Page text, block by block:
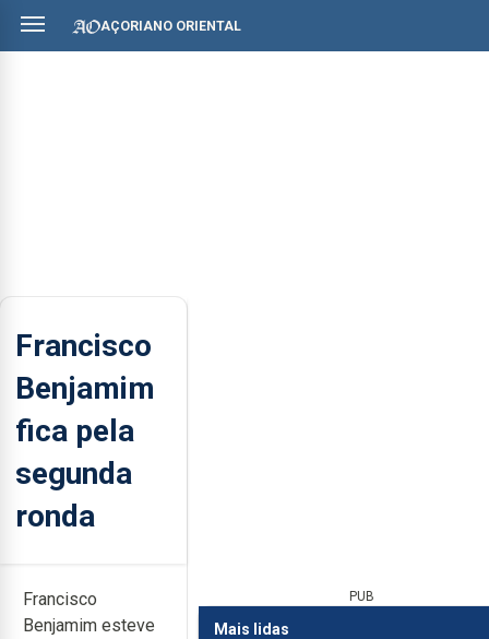
AÇORIANO ORIENTAL
Francisco
Benjamim
fica pela
segunda
ronda
Francisco
Benjamim esteve
PUB
Mais lidas